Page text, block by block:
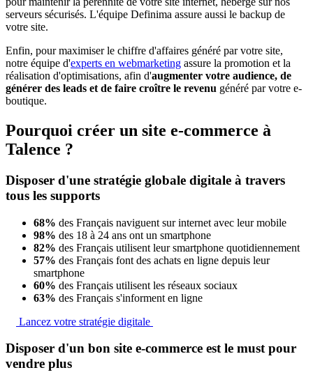
serveurs sécurisés. L'équipe Definima assure aussi le backup de
votre site.
Enfin, pour maximiser le chiffre d'affaires généré par votre site,
notre équipe d'experts en webmarketing assure la promotion et la
réalisation d'optimisations, afin d'augmenter votre audience, de
générer des leads et de faire croître le revenu généré par votre e-
boutique.
Pourquoi créer un site e-commerce à
Talence ?
Disposer d'une stratégie globale digitale à travers
tous les supports
68% des Français naviguent sur internet avec leur mobile
98% des 18 à 24 ans ont un smartphone
82% des Français utilisent leur smartphone quotidiennement
57% des Français font des achats en ligne depuis leur
smartphone
60% des Français utilisent les réseaux sociaux
63% des Français s'informent en ligne
Lancez votre stratégie digitale
Disposer d'un bon site e-commerce est le must pour
vendre plus